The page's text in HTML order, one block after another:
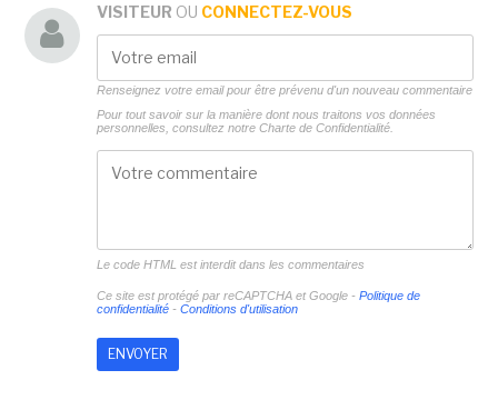
VISITEUR OU CONNECTEZ-VOUS
Renseignez votre email pour être prévenu d'un nouveau commentaire
Pour tout savoir sur la manière dont nous traitons vos données
personnelles, consultez notre Charte de Confidentialité.
Le code HTML est interdit dans les commentaires
Ce site est protégé par reCAPTCHA et Google - Politique de
confidentialité- Conditions d'utilisation